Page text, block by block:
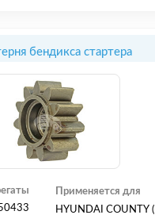
бендикса стартера
Применяется для
HYUNDAI COUNTY